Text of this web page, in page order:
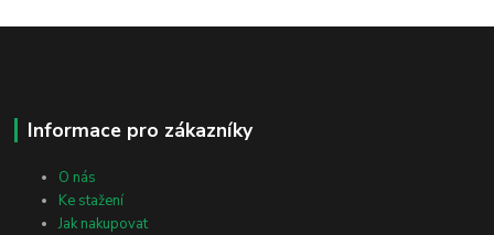
Informace pro zákazníky
O nás
Ke stažení
Jak nakupovat